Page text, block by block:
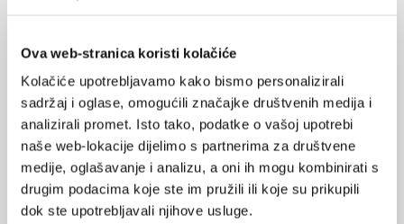
Ova web-stranica koristi kolačiće
Kolačiće upotrebljavamo kako bismo personalizirali
sadržaj i oglase, omogućili značajke društvenih medija i
analizirali promet. Isto tako, podatke o vašoj upotrebi
naše web-lokacije dijelimo s partnerima za društvene
medije, oglašavanje i analizu, a oni ih mogu kombinirati s
drugim podacima koje ste im pružili ili koje su prikupili
dok ste upotrebljavali njihove usluge.
u genetski predisponirane djece, rezultat je URECA studije.
Istraživanje o nutritivno bogatijoj prehrani